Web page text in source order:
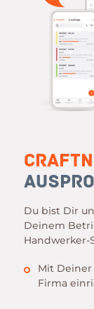
Du bist Dir
Deinem
Handwerker-
Mit Deiner
Firma